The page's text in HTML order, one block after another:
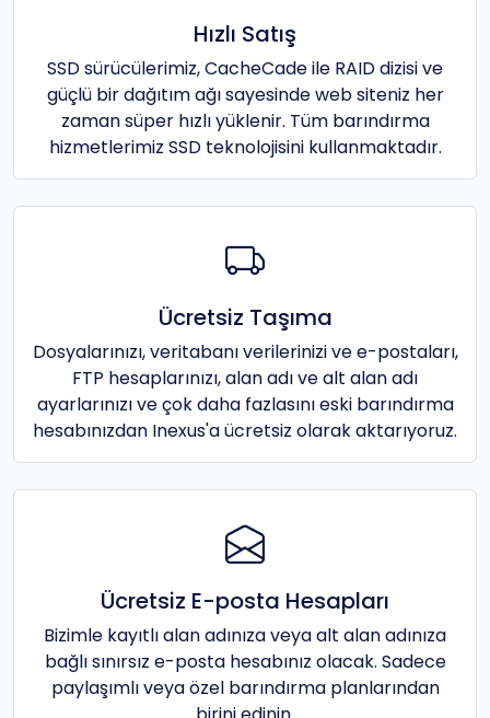
Hızlı Satış
SSD sürücülerimiz, CacheCade ile RAID dizisi ve
güçlü bir dağıtım ağı sayesinde web siteniz her
zaman süper hızlı yüklenir. Tüm barındırma
hizmetlerimiz SSD teknolojisini kullanmaktadır.
Ücretsiz Taşıma
Dosyalarınızı, veritabanı verilerinizi ve e-postaları,
FTP hesaplarınızı, alan adı ve alt alan adı
ayarlarınızı ve çok daha fazlasını eski barındırma
hesabınızdan Inexus'a ücretsiz olarak aktarıyoruz.
Ücretsiz E-posta Hesapları
Bizimle kayıtlı alan adınıza veya alt alan adınıza
bağlı sınırsız e-posta hesabınız olacak. Sadece
paylaşımlı veya özel barındırma planlarından